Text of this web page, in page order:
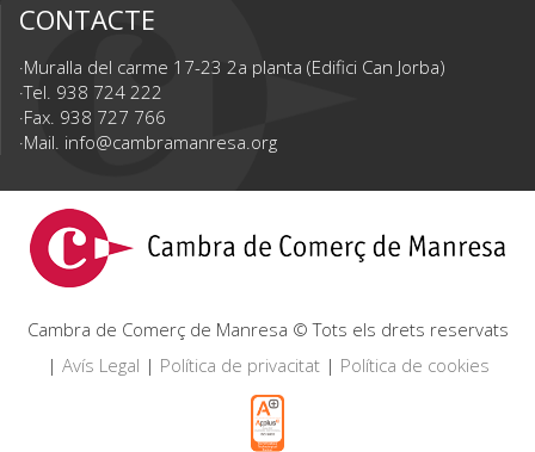
CONTACTE
Muralla del carme 17-23 2a planta (Edifici Can Jorba)
Tel. 938 724 222
Fax. 938 727 766
Mail. info@cambramanresa.org
Cambra de Comerç de Manresa © Tots els drets reservats
| Avís Legal | Política de privacitat| Política de cookies